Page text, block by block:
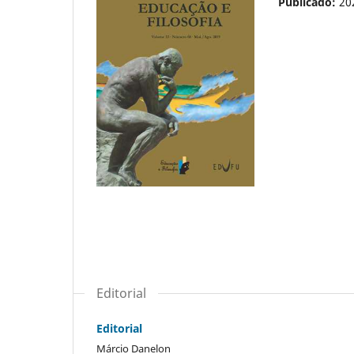
Editorial
Editorial
Márcio Danelon